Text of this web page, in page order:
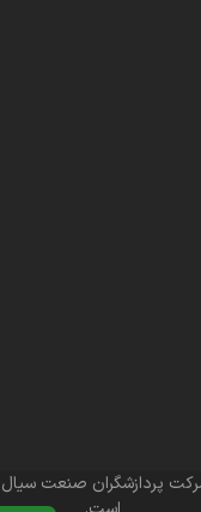
پردازشگران صنعت